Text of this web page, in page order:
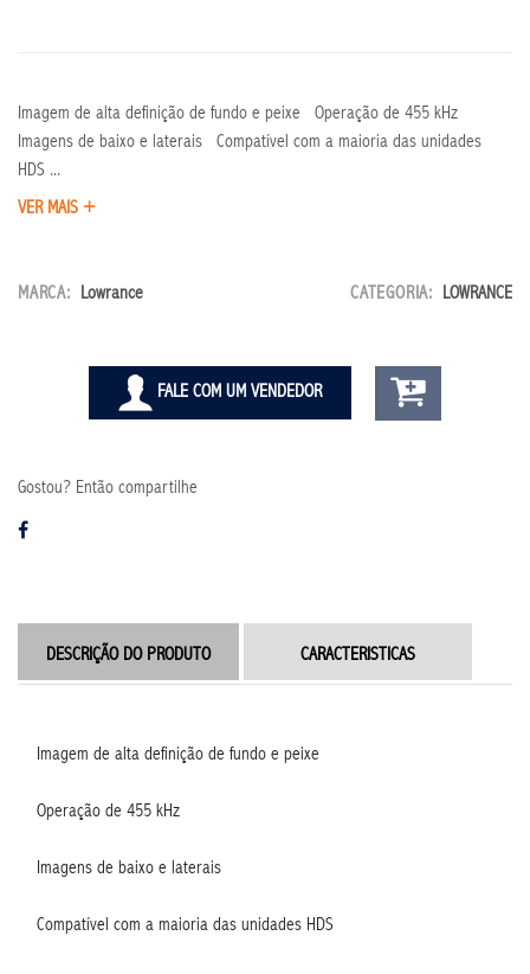
Imagem de alta definição de fundo e peixe Operação de 455 kHz
Imagens de baixo e laterais Compatível com a maioria das unidades
HDS ...
VER MAIS +
MARCA: Lowrance CATEGORIA: LOWRANCE
FALE COM UM VENDEDOR
Gostou? Então compartilhe
DESCRIÇÃO DO PRODUTO CARACTERISTICAS
Imagem de alta definição de fundo e peixe
Operação de 455 kHz
Imagens de baixo e laterais
Compatível com a maioria das unidades HDS